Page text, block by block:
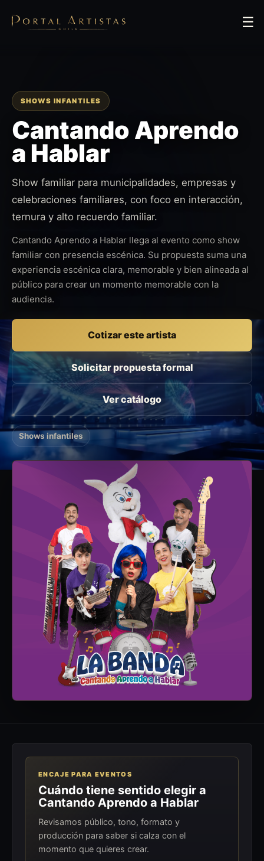
☰
SHOWS INFANTILES
Cantando Aprendo
a Hablar
Show familiar para municipalidades, empresas y
celebraciones familiares, con foco en interacción,
ternura y alto recuerdo familiar.
Cantando Aprendo a Hablar llega al evento como show
familiar con presencia escénica. Su propuesta suma una
experiencia escénica clara, memorable y bien alineada al
público para crear un momento memorable con la
audiencia.
Cotizar este artista
Solicitar propuesta formal
Ver catálogo
Shows infantiles
ENCAJE PARA EVENTOS
Cuándo tiene sentido elegir a
Cantando Aprendo a Hablar
Revisamos público, tono, formato y
producción para saber si calza con el
momento que quieres crear.